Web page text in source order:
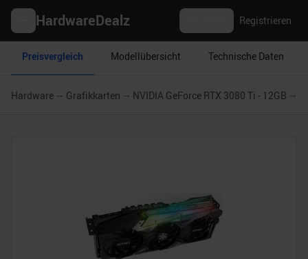
HardwareDealz Registrieren
Preisvergleich Modellübersicht Technische Daten
Hardware Grafikkarten NVIDIA GeForce RTX 3080 Ti - 12GB